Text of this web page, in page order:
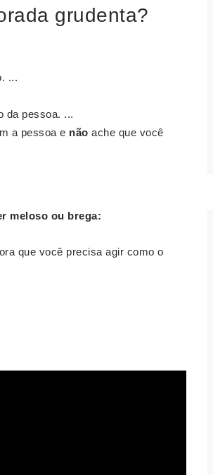
grudenta?
...
da pessoa. ...
a pessoa e não ache que você
meloso ou brega:
que você precisa agir como o